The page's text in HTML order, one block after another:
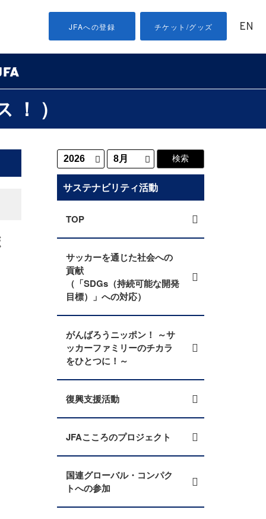
JFAへの登録 チケット/グッズ EN
）
サステナビリティ活動
TOP
サッカーを通じた社会への
貢献
（「SDGs（持続可能な開発
目標）」への対応）
がんばろうニッポン！ ～サ
ッカーファミリーのチカラ
をひとつに！～
復興支援活動
JFAこころのプロジェクト
国連グローバル・コンパク
トへの参加